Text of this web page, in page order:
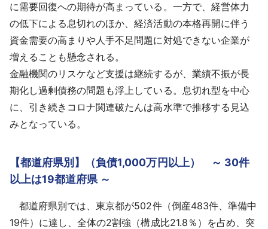
に需要回復への期待が高まっている。一方で、経営体力
の低下による息切れのほか、経済活動の本格再開に伴う
資金需要の高まりや人手不足問題に対処できない企業が
増えることも懸念される。
金融機関のリスケなど支援は継続するが、業績不振が長
期化し過剰債務の問題も浮上している。息切れ型を中心
に、引き続きコロナ関連破たんは高水準で推移する見込
みとなっている。
【都道府県別】（負債1,000万円以上） ～ 30件
以上は19都道府県 ～
都道府県別では、東京都が502件（倒産483件、準備中
19件）に達し、全体の2割強（構成比21.8％）を占め、突